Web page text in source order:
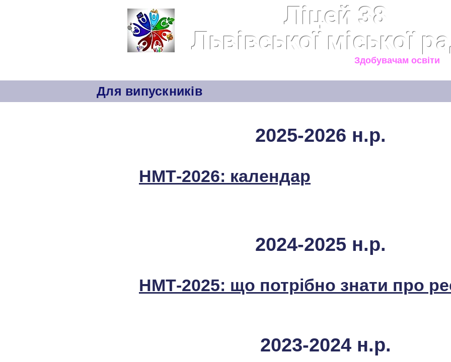
Ліцей 38
Львівської міської
Здобувачам освіти
Для випускників
2025-2026 н.р.
НМТ-2026: календар
2024-2025 н.р.
НМТ-2025: що потрібно знати про
2023-2024 н.р.